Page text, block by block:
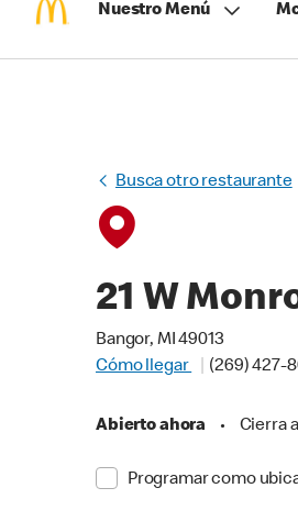
Nuestro Menú
Busca otro restaurante
21 W
Bangor, MI 49013
Cómo llegar
(269) 427-
Abierto ahora • Cierra
Programar como